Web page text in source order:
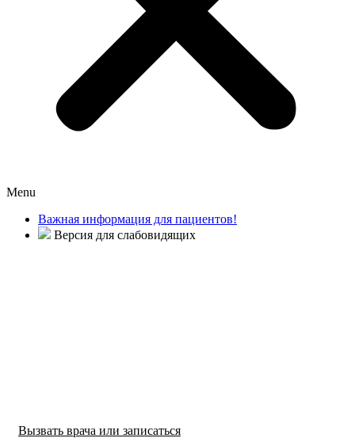
Menu
Важная информация для пациентов!
Версия для слабовидящих
Вызвать врача или записаться